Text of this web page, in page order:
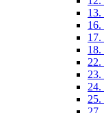
18.
25.